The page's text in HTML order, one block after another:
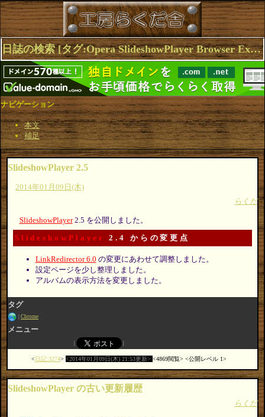
日誌の検索 [タグ:Opera SlideshowPlayer Browser Extensions Firefox] 1～2(2件中)
ナビゲーション
本文
補足
SlideshowPlayer 2.5
2014年01月09日(木)
らくだ
SlideshowPlayer2.5 を公開しました。
SlideshowPlayer 2.4 からの変更点
LinkRedirector 6.0 の変更にあわせて調整しました。
設定ページを少し整理しました。
アルバムの表示方法を変更しました。
タグ
Chrome
メニュー
日記:3274 2014年01月09日(木) 21:53更新 4869閲覧 公開レベル 1
SlideshowPlayer の古い更新履歴
らくだ